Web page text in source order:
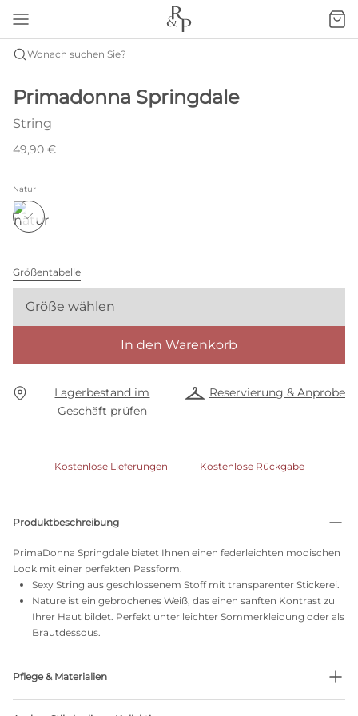
Wonach suchen Sie?
Primadonna Springdale
String
49,90 €
Natur
Größentabelle
Größe wählen
In den Warenkorb
Lagerbestand im
Geschäft prüfen
Reservierung & Anprobe
Kostenlose Lieferungen Kostenlose Rückgabe
Produktbeschreibung
PrimaDonna Springdale bietet Ihnen einen federleichten modischen
Look mit einer perfekten Passform.
Sexy String aus geschlossenem Stoff mit transparenter Stickerei.
Nature ist ein gebrochenes Weiß, das einen sanften Kontrast zu
Ihrer Haut bildet. Perfekt unter leichter Sommerkleidung oder als
Brautdessous.
Pflege & Materialien